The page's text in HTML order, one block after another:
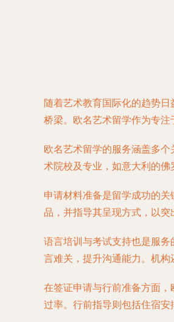
随着艺术教育国际化的趋势
桥梁。欧名艺术留学作为专注
欧名艺术留学的服务涵盖多
术院校及专业，如意大利的
申请材料准备是留学成功的
品，并指导其呈现方式，以
语言培训与考试支持也是服
言难关，提升沟通能力。机构
在签证申请与行前准备方面
过率。行前指导则包括住宿安